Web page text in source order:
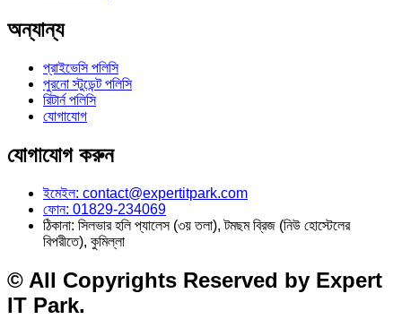
অন্যান্য
প্রাইভেসি পলিসি
পুরনো স্টুডেন্ট পলিসি
রিটার্ন পলিসি
যোগাযোগ
যোগাযোগ করুন
ইমেইল: contact@expertitpark.com
ফোন: 01829-234069
ঠিকানা: সিলভার হলি প্যালেস (৩য় তলা), টমছম ব্রিজ (নিউ হোস্টেলের
বিপরীতে), কুমিল্লা
© All Copyrights Reserved by Expert
IT Park.